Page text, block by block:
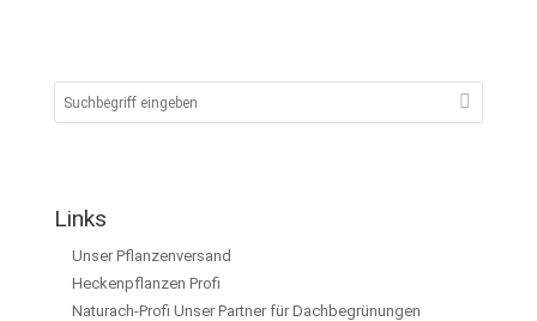
Links
Unser Pflanzenversand
Heckenpflanzen Profi
Naturach-Profi Unser Partner für Dachbegrünungen